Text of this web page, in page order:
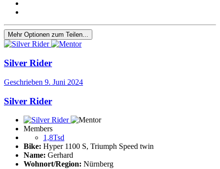
Mehr Optionen zum Teilen...
Silver Rider
Geschrieben 9. Juni 2024
Silver Rider
Members
1,8Tsd
Bike: Hyper 1100 S, Triumph Speed twin
Name: Gerhard
Wohnort/Region: Nürnberg